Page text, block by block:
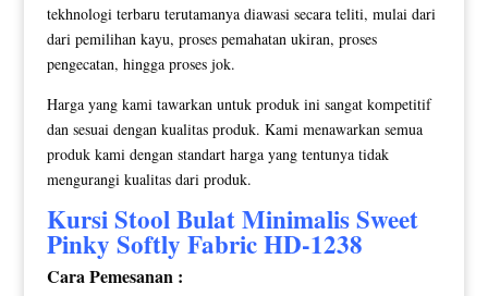
tekhnologi terbaru terutamanya diawasi secara teliti, mulai dari
dari pemilihan kayu, proses pemahatan ukiran, proses
pengecatan, hingga proses jok.
Harga yang kami tawarkan untuk produk ini sangat kompetitif
dan sesuai dengan kualitas produk. Kami menawarkan semua
produk kami dengan standart harga yang tentunya tidak
mengurangi kualitas dari produk.
Kursi Stool BulatMinimalis Sweet
Pinky Softly Fabric HD-1238
Cara Pemesanan :